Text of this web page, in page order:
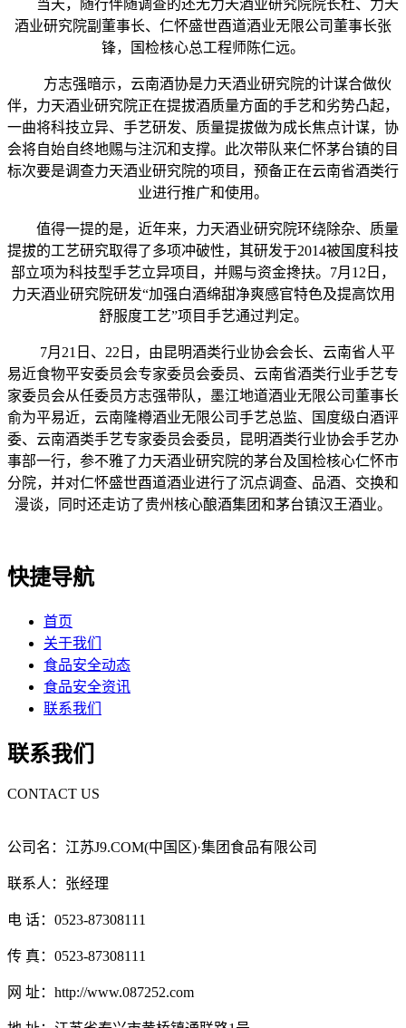
当天，随行伴随调查的还无力天酒业研究院院长杜、力天
酒业研究院副董事长、仁怀盛世酉道酒业无限公司董事长张
锋，国检核心总工程师陈仁远。
方志强暗示，云南酒协是力天酒业研究院的计谋合做伙
伴，力天酒业研究院正在提拔酒质量方面的手艺和劣势凸起，
一曲将科技立异、手艺研发、质量提拔做为成长焦点计谋，协
会将自始自终地赐与注沉和支撑。此次带队来仁怀茅台镇的目
标次要是调查力天酒业研究院的项目，预备正在云南省酒类行
业进行推广和使用。
值得一提的是，近年来，力天酒业研究院环绕除杂、质量
提拔的工艺研究取得了多项冲破性，其研发于2014被国度科技
部立项为科技型手艺立异项目，并赐与资金搀扶。7月12日，
力天酒业研究院研发“加强白酒绵甜净爽感官特色及提高饮用
舒服度工艺”项目手艺通过判定。
7月21日、22日，由昆明酒类行业协会会长、云南省人平
易近食物平安委员会专家委员会委员、云南省酒类行业手艺专
家委员会从任委员方志强带队，墨江地道酒业无限公司董事长
俞为平易近，云南隆樽酒业无限公司手艺总监、国度级白酒评
委、云南酒类手艺专家委员会委员，昆明酒类行业协会手艺办
事部一行，参不雅了力天酒业研究院的茅台及国检核心仁怀市
分院，并对仁怀盛世酉道酒业进行了沉点调查、品酒、交换和
漫谈，同时还走访了贵州核心酿酒集团和茅台镇汉王酒业。
快捷导航
首页
关于我们
食品安全动态
食品安全资讯
联系我们
联系我们
CONTACT US
公司名：江苏J9.COM(中国区)·集团食品有限公司
联系人：张经理
电 话：0523-87308111
传 真：0523-87308111
网 址：http://www.087252.com